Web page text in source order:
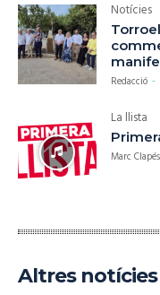
Notícies
Redacció -
La llista
Marc Clapés
Altres notícies